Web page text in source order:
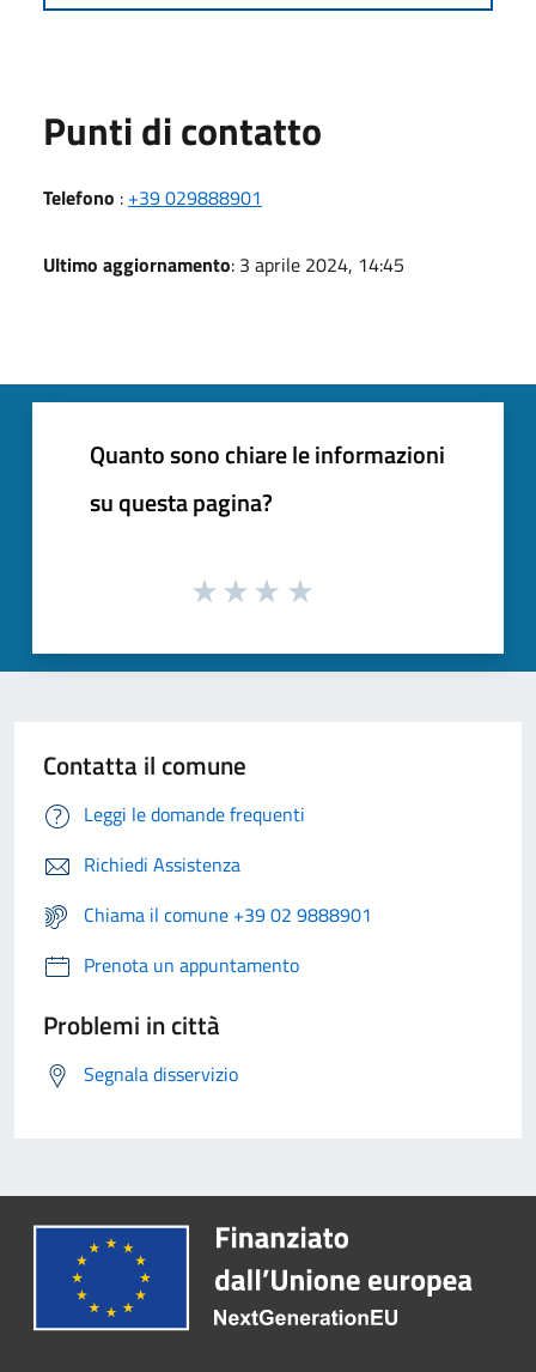
Punti di contatto
Telefono : +39 029888901
Ultimo aggiornamento: 3 aprile 2024, 14:45
Quanto sono chiare le informazioni
su questa pagina?
Contatta il comune
Leggi le domande frequenti
Richiedi Assistenza
Chiama il comune +39 02 9888901
Prenota un appuntamento
Problemi in città
Segnala disservizio